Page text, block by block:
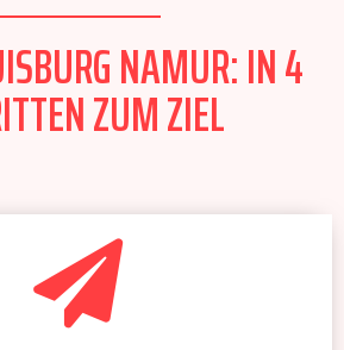
NAMUR: IN 4
ZUM ZIEL